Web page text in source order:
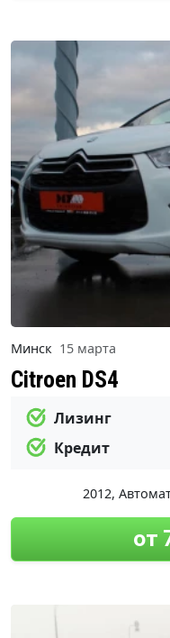
Минск 15 марта
Citroen DS4
Лизинг
Кредит
2012, Автомат
от